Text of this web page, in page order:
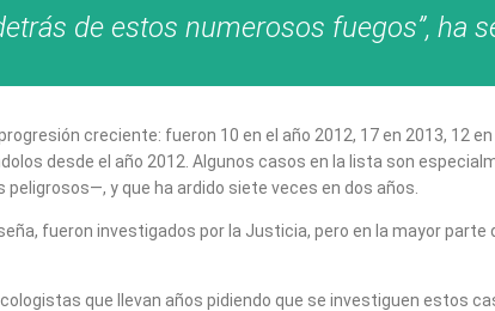
de estos numerosos fuegos”, ha
creciente: fueron 10 en el año 2012, 17 en 2013, 12
desde el año 2012. Algunos casos en la lista son
y que ha ardido siete veces en dos años.
fueron investigados por la Justicia, pero en la mayor
que llevan años pidiendo que se investiguen estos